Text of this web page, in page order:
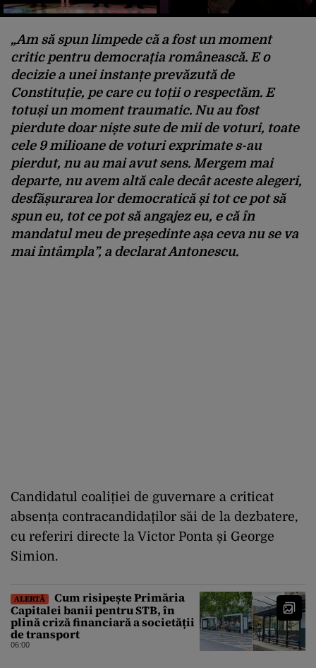
„Am să spun limpede că a fost un moment
critic pentru democrația românească. E o
decizie a unei instanțe prevăzută de
Constituție, pe care cu toții o respectăm. E
totuși un moment traumatic. Nu au fost
pierdute doar niște sute de mii de voturi, toate
cele 9 milioane de voturi exprimate s-au
pierdut, nu au mai avut sens. Mergem mai
departe, nu avem altă cale decât aceste alegeri,
desfășurarea lor democratică și tot ce pot să
spun eu, tot ce pot să angajez eu, e că în
mandatul meu de președinte așa ceva nu se va
mai întâmpla”, a declarat Antonescu.
Candidatul coaliției de guvernare a criticat
absența contracandidaților săi de la dezbatere,
cu referiri directe la Victor Ponta și George
Simion.
ALERTĂ
Cum risipește Primăria
Capitalei banii pentru STB, în
plină criză financiară a societății
de transport
06:00